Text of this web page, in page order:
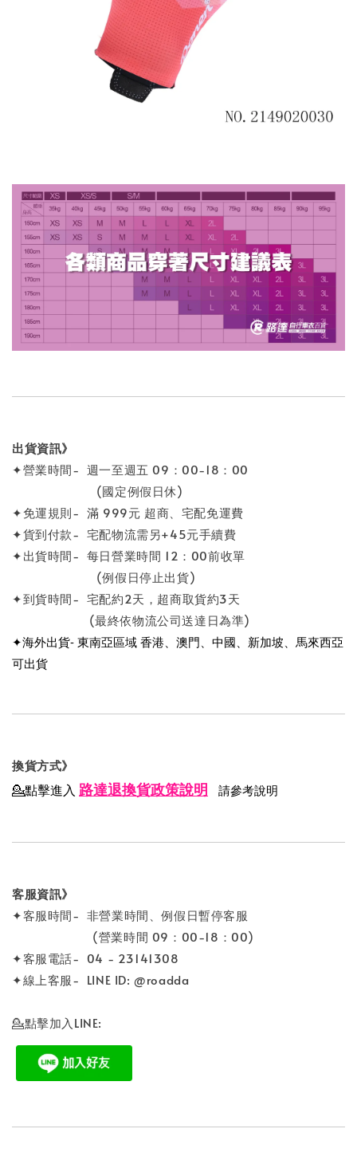
出貨資訊》
✦營業時間- 週一至週五 09：00-18：00
(國定例假日休)
✦免運規則- 滿 999元 超商、宅配免運費
✦貨到付款- 宅配物流需另+45元手續費
✦出貨時間- 每日營業時間 12：00前收單
(例假日停止出貨)
✦到貨時間- 宅配約2天，超商取貨約3天
(最終依物流公司送達日為準)
✦海外出貨- 東南亞區域 香港、澳門、中國、新加坡、馬來西亞
可出貨
換貨方式》
💁點擊進入 路達退換貨政策說明 請參考說明
客服資訊》
✦客服時間- 非營業時間、例假日暫停客服
(營業時間 09：00-18：00)
✦客服電話- 04 - 23141308
✦線上客服- LINE ID: @roadda
💁點擊加入LINE: